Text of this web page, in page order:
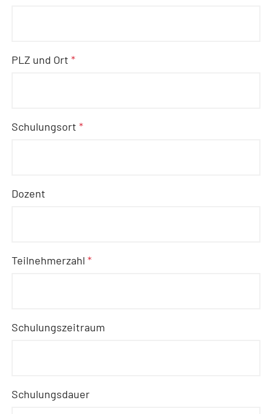
PLZ und Ort*
Schulungsort*
Dozent
Teilnehmerzahl*
Schulungszeitraum
Schulungsdauer